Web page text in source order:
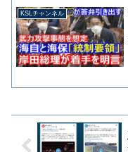
KSLチャンネル